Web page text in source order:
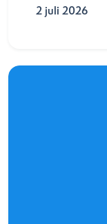
2 juli 2026